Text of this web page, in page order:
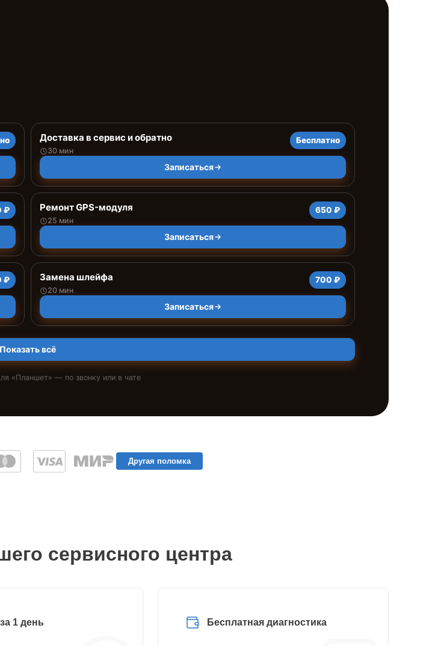
Доставка в сервис и обратно
30 мин
Бесплатно
Записаться
₽ Ремонт GPS-модуля
25 мин
650 ₽
Записаться
₽ Замена шлейфа
20 мин
700 ₽
Записаться
Показать всё
«Планшет» — по звонку или в чате
Другая поломка
сервисного центра
1 день Бесплатная диагностика